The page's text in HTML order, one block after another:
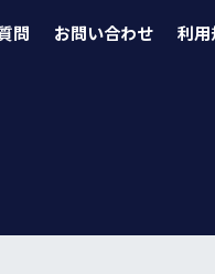
問 お問い合わせ 利用